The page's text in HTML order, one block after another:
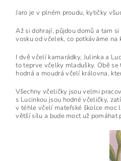
Jaro je v plném proudu, kytičky
Až si dohrají, půjdou domů a tam
vosku od včelek, co potkáváme na
I dvě včelí kamarádky, Julinka a
to teprve včelky mladušky. Obě
hodná a moudrá včelí královna,
Všechny včeličky jsou velmi
s Lucinkou jsou hodné včeličky,
v téhle včelí mateřské školce moc
větší sílu a bude moct už